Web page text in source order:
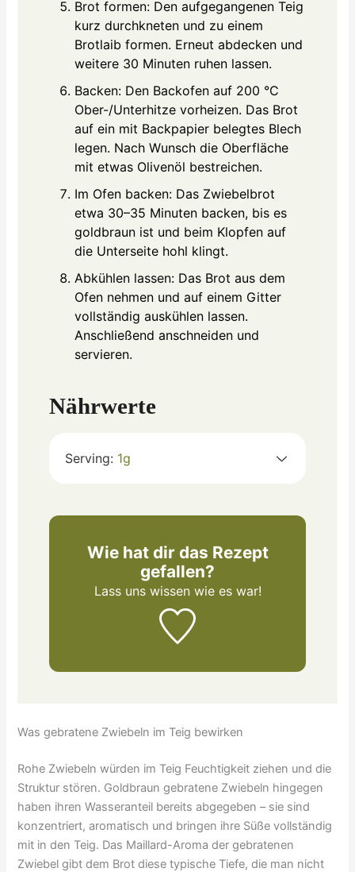
Brot formen: Den aufgegangenen Teig
kurz durchkneten und zu einem
Brotlaib formen. Erneut abdecken und
weitere 30 Minuten ruhen lassen.
Backen: Den Backofen auf 200 °C
Ober-/Unterhitze vorheizen. Das Brot
auf ein mit Backpapier belegtes Blech
legen. Nach Wunsch die Oberfläche
mit etwas Olivenöl bestreichen.
Im Ofen backen: Das Zwiebelbrot
etwa 30–35 Minuten backen, bis es
goldbraun ist und beim Klopfen auf
die Unterseite hohl klingt.
Abkühlen lassen: Das Brot aus dem
Ofen nehmen und auf einem Gitter
vollständig auskühlen lassen.
Anschließend anschneiden und
servieren.
Nährwerte
Serving: 1g
Wie hat dir das Rezept
gefallen?
Lass uns wissenwie es war!
Was gebratene Zwiebeln im Teig bewirken
Rohe Zwiebeln würden im Teig Feuchtigkeit ziehen und die
Struktur stören. Goldbraun gebratene Zwiebeln hingegen
haben ihren Wasseranteil bereits abgegeben – sie sind
konzentriert, aromatisch und bringen ihre Süße vollständig
mit in den Teig. Das Maillard-Aroma der gebratenen
Zwiebel gibt dem Brot diese typische Tiefe, die man nicht